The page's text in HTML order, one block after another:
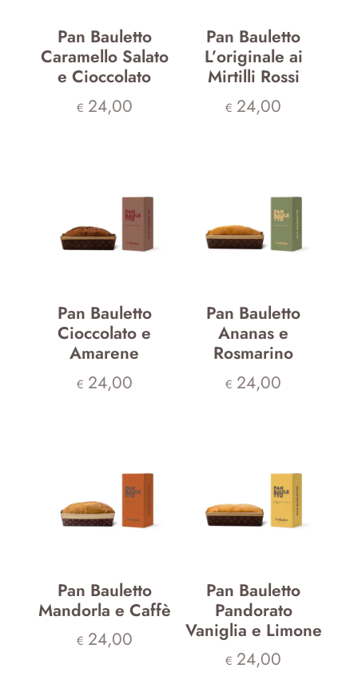
Pan Bauletto
Caramello Salato
e Cioccolato
€ 24,00
Pan Bauletto
L’originale ai
Mirtilli Rossi
€ 24,00
Pan Bauletto
Cioccolato e
Amarene
€ 24,00
Pan Bauletto
Ananas e
Rosmarino
€ 24,00
Pan Bauletto
Mandorla e Caffè
€ 24,00
Pan Bauletto
Pandorato
Vaniglia e Limone
€ 24,00